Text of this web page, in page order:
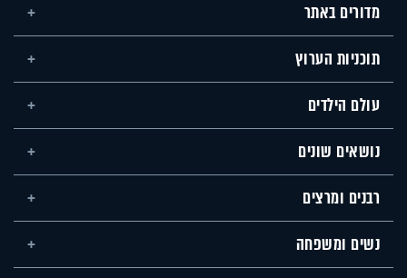
מדורים באתר
תוכניות הערוץ
עולם הילדים
נושאים שונים
רבנים ומרצים
נשים ומשפחה